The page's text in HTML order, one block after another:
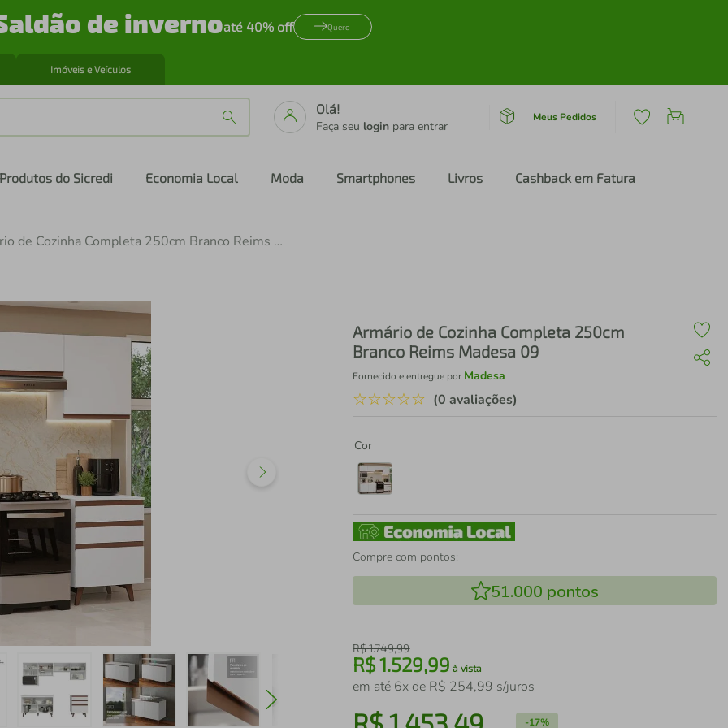
de invernoaté 40% off Quero
Imóveis e Veículos
Olá!
Faça seu login para entrar
Meus Pedidos
Produtos do Sicredi Economia Local Moda Smartphones Livros Cashback em Fatura
Armário de Cozinha Completa 250cm Branco Reims Madesa 09
Armário de Cozinha Completa 250cm
Branco Reims Madesa 09
Fornecido e entregue por Madesa
☆☆☆☆☆ (0 avaliações)
Cor
Compre com pontos:
51.000 pontos
R$1.749,99
R$1.529,99 à vista
em até 6x de R$ 254,99 s/juros
-17%